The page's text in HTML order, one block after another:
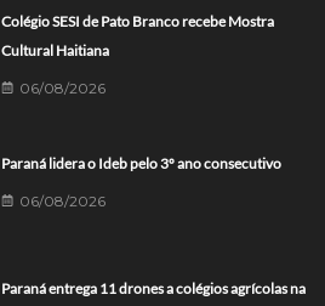
Colégio SESI de Pato Branco recebe Mostra
Cultural Haitiana
06/08/2026
Paraná lidera o Ideb pelo 3º ano consecutivo
06/08/2026
Paraná entrega 11 drones a colégios agrícolas na